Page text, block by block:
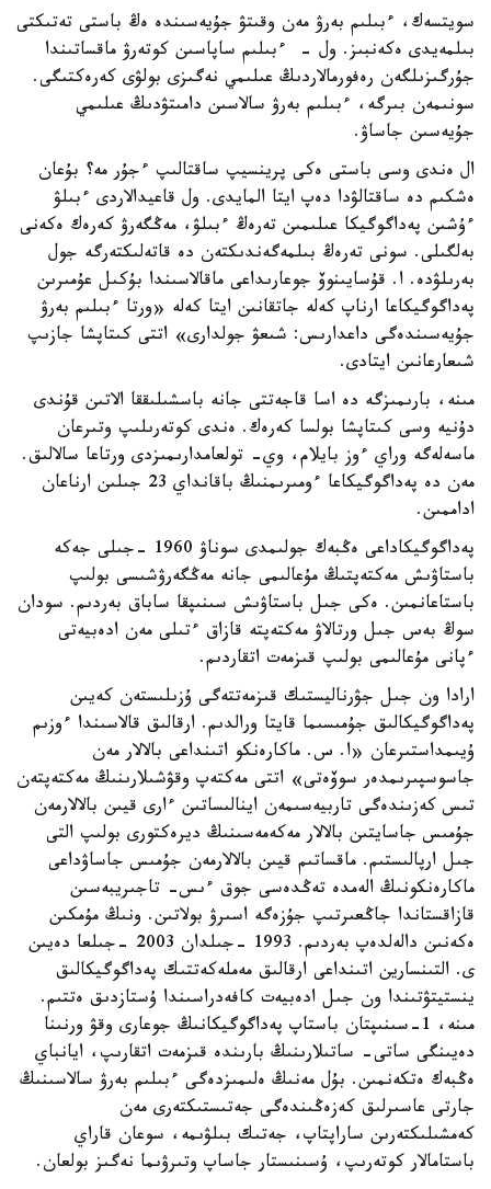
سويتسەك، ءبىلىم بەرۋ مەن وقىتۋ جۇيەسىندە ەڭ باستى تەتىكتى
بىلمەيدى ەكەنبىز. ول - ءبىلىم ساپاسىن كوتەرۋ ماقساتىندا
جۇرگىزىلگەن رەفورمالاردىڭ عىلىمي نەگىزى بولۋى كەرەكتىگى.
سونىمەن بىرگە، ءبىلىم بەرۋ سالاسىن دامىتۋدىڭ عىلىمي
جۇيەسىن جاساۋ.
ال ەندى وسى باستى ەكى پرينسيپ ساقتالىپ ءجۇر مە؟ بۇعان
ەشكىم دە ساقتالۋدا دەپ ايتا المايدى. ول قاعيدالاردى ءبىلۋ
ءۇشىن پەداگوگيكا عىلىمىن تەرەڭ ءبىلۋ، مەڭگەرۋ كەرەك ەكەنى
بەلگىلى. سونى تەرەڭ بىلمەگەندىكتەن دە قاتەلىكتەرگە جول
بەرىلۋدە. ا. قۇسايىنوۆ جوعارىداعى ماقالاسىندا بۇكىل عۇمىرىن
پەداگوگيكاعا ارناپ كەلە جاتقانىن ايتا كەلە «ورتا ءبىلىم بەرۋ
جۇيەسىندەگى داعدارىس: شىعۋ جولدارى» اتتى كىتاپشا جازىپ
شىعارعانىن ايتادى.
مىنە، بارىمىزگە دە اسا قاجەتتى جانە باسشىلىققا الاتىن قۇندى
دۇنيە وسى كىتاپشا بولسا كەرەك. ەندى كوتەرىلىپ وتىرعان
ماسەلەگە وراي ءوز بايلام، وي- تولعامدارىمىزدى ورتاعا سالالىق.
مەن دە پەداگوگيكاعا ءومىرىمنىڭ باقانداي 23 جىلىن ارناعان
اداممىن.
پەداگوگيكاداعى ەڭبەك جولىمدى سوناۋ 1960 -جىلى جەكە
باستاۋىش مەكتەپتىڭ مۇعالىمى جانە مەڭگەرۋشىسى بولىپ
باستاعانمىن. ەكى جىل باستاۋىش سىنىپقا ساباق بەردىم. سودان
سوڭ بەس جىل ورتالاۋ مەكتەپتە قازاق ءتىلى مەن ادەبيەتى
ءپانى مۇعالىمى بولىپ قىزمەت اتقاردىم.
ارادا ون جىل جۋرناليستىك قىزمەتتەگى ۇزىلىستەن كەيىن
پەداگوگيكالىق جۇمىسىما قايتا ورالدىم. ارقالىق قالاسىندا ءوزىم
ۇيىمداستىرعان «ا. س. ماكارەنكو اتىنداعى بالالار مەن
جاسوسپىرىمدەر سوۆەتى» اتتى مەكتەپ وقۋشىلارىنىڭ مەكتەپتەن
تىس كەزىندەگى تاربيەسىمەن اينالىساتىن ءارى قيىن بالالارمەن
جۇمىس جاسايتىن بالالار مەكەمەسىنىڭ ديرەكتورى بولىپ التى
جىل ارپالىستىم. ماقساتىم قيىن بالالارمەن جۇمىس جاساۋداعى
ماكارەنكونىڭ الەمدە تەڭدەسى جوق ءىس- تاجىريبەسىن
قازاقستاندا جاڭعىرتىپ جۇزەگە اسىرۋ بولاتىن. ونىڭ مۇمكىن
ەكەنىن دالەلدەپ بەردىم. 1993 -جىلدان 2003 -جىلعا دەيىن
ى. التىنسارين اتىنداعى ارقالىق مەملەكەتتىك پەداگوگيكالىق
ينستيتۋتىندا ون جىل ادەبيەت كافەدراسىندا ۇستازدىق ەتتىم.
مىنە، 1-سىنىپتان باستاپ پەداگوگيكانىڭ جوعارى وقۋ ورنىنا
دەيىنگى ساتى- ساتىلارىنىڭ بارىندە قىزمەت اتقارىپ، ايانباي
ەڭبەك ەتكەنمىن. بۇل مەنىڭ ەلىمىزدەگى ءبىلىم بەرۋ سالاسىنىڭ
جارتى عاسىرلىق كەزەڭىندەگى جەتىستىكتەرى مەن
كەمشىلىكتەرىن ساراپتاپ، جەتىك بىلۋىمە، سوعان قاراي
باستامالار كوتەرىپ، ۇسىنىستار جاساپ وتىرۋىما نەگىز بولعان.